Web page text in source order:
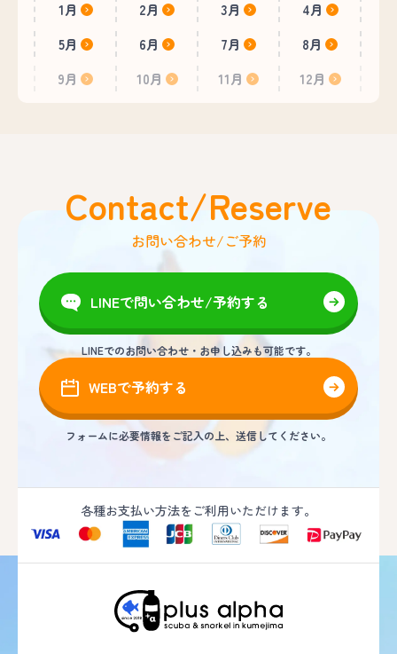
1月 2月 3月
4月
5月
6月 7月
8月
9月
10月 11月 12月
Contact/Reserve
お問い合わせ/ご予約
LINEで問い合わせ/予約する
LINEでのお問い合わせ・お申し込みも可能です。
WEBで予約する
フォームに必要情報をご記入の上、送信してください。
各種お支払い方法をご利用いただけます。